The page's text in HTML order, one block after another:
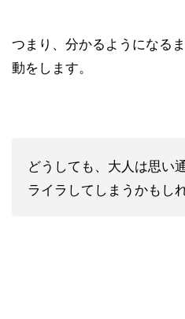
つまり、分かるようになる
動をします。
どうしても、大人は思い
ライラしてしまうかもし